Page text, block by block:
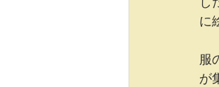
に
服
が